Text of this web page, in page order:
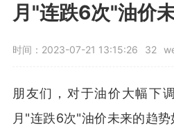
月"连跌6次"油价
时间：2023-07-21 13:15:26 32
朋友们，对于油价大幅下
月"连跌6次"油价未来的趋